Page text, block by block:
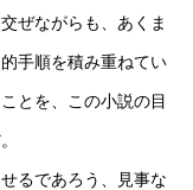
ぜながらも、あくま
手順を積み重ねてい
とを、この小説の目
るであろう、見事な